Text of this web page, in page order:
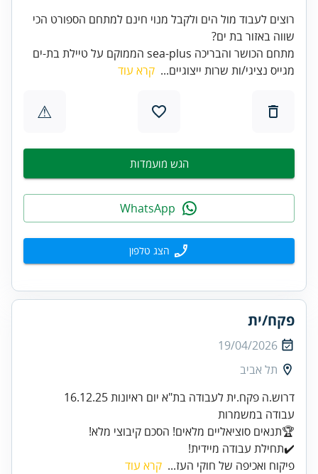
רוצים לעבוד מול הים ולקבל מנוי חינם למתחם הספורט הכי
שווה באזור בת ים?
מתחם הכושר והבריכה sea-plus הממוקם על טיילת בת-ים
מגייס נציגי/ות שרות ייצוגיים... קרא עוד
⚠
הגש מועמדות
הצג טלפון
פקח/ית
19/04/2026
תל אביב
✔️תחילת עבודה מיידית!
פיקוח ואכיפה של חוקי העז... קרא עוד